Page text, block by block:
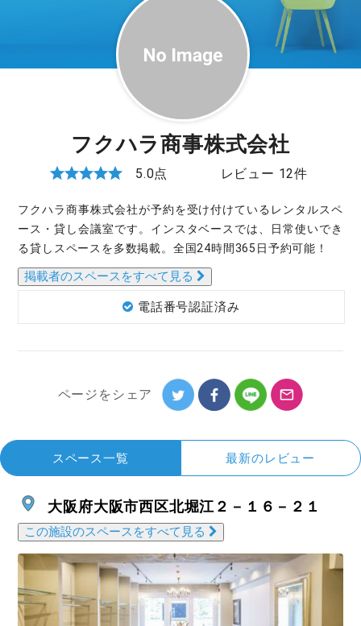
フクハラ商事株式会社
5.0点 レビュー 12件
フクハラ商事株式会社が予約を受け付けているレンタルスペ
ース・貸し会議室です。インスタベースでは、日常使いでき
る貸しスペースを多数掲載。全国24時間365日予約可能！
掲載者のスペースをすべて見る
電話番号認証済み
ページを シェア
スペース一覧 最新のレビュー
大阪府大阪市西区北堀江２－１６－２１
この施設のスペースをすべて見る